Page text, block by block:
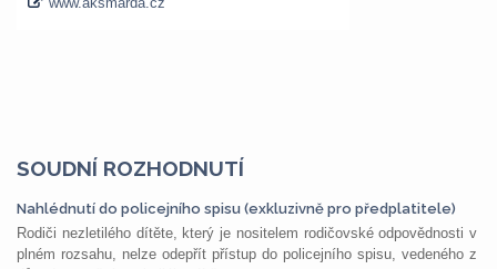
SOUDNÍ ROZHODNUTÍ
Nahlédnutí do policejního spisu (exkluzivně pro předplatitele)
Rodiči nezletilého dítěte, který je nositelem rodičovské odpovědnosti v
plném rozsahu, nelze odepřít přístup do policejního spisu, vedeného z